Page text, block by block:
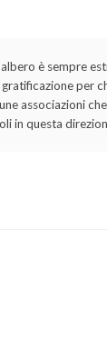
è sempre
per
associazioni
in questa